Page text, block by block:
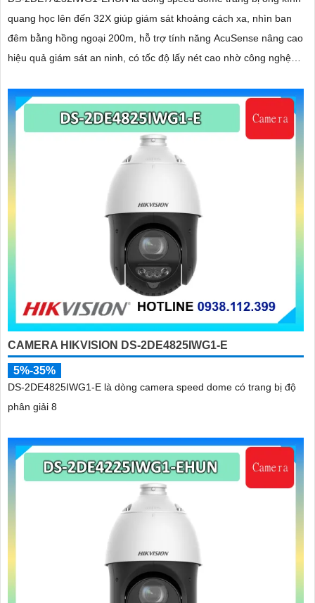
quang học lên đến 32X giúp giám sát khoảng cách xa, nhìn ban
đêm bằng hồng ngoại 200m, hỗ trợ tính năng AcuSense nâng cao
hiệu quả giám sát an ninh, có tốc độ lấy nét cao nhờ công nghệ
CAMERA HIKVISION DS-2DE4825IWG1-E
5%-35%
DS-2DE4825IWG1-E là dòng camera speed dome có trang bị độ
phân giải 8